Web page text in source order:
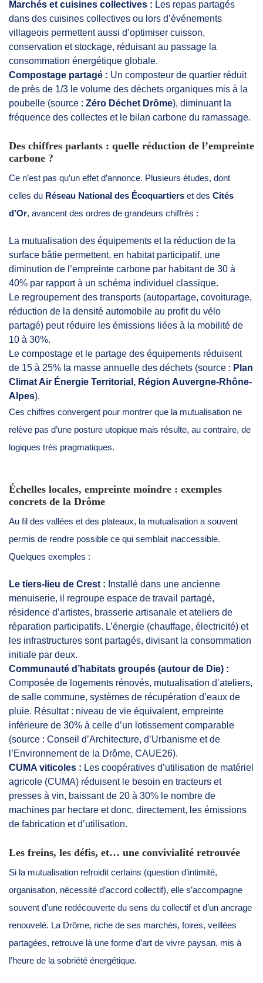
Marchés et cuisines collectives : Les repas partagés
dans des cuisines collectives ou lors d’événements
villageois permettent aussi d’optimiser cuisson,
conservation et stockage, réduisant au passage la
consommation énergétique globale.
Compostage partagé : Un composteur de quartier réduit
de près de 1/3 le volume des déchets organiques mis à la
poubelle (source : Zéro Déchet Drôme), diminuant la
fréquence des collectes et le bilan carbone du ramassage.
Des chiffres parlants : quelle réduction de l’empreinte
carbone ?
Ce n’est pas qu’un effet d’annonce. Plusieurs études, dont
celles du Réseau National des Écoquartiers et des Cités
d’Or, avancent des ordres de grandeurs chiffrés :
La mutualisation des équipements et la réduction de la
surface bâtie permettent, en habitat participatif, une
diminution de l’empreinte carbone par habitant de 30 à
40% par rapport à un schéma individuel classique.
Le regroupement des transports (autopartage, covoiturage,
réduction de la densité automobile au profit du vélo
partagé) peut réduire les émissions liées à la mobilité de
10 à 30%.
Le compostage et le partage des équipements réduisent
de 15 à 25% la masse annuelle des déchets (source : Plan
Climat Air Énergie Territorial, Région Auvergne-Rhône-
Alpes).
Ces chiffres convergent pour montrer que la mutualisation ne
relève pas d’une posture utopique mais résulte, au contraire, de
logiques très pragmatiques.
Échelles locales, empreinte moindre : exemples
concrets de la Drôme
Au fil des vallées et des plateaux, la mutualisation a souvent
permis de rendre possible ce qui semblait inaccessible.
Quelques exemples :
Le tiers-lieu de Crest : Installé dans une ancienne
menuiserie, il regroupe espace de travail partagé,
résidence d’artistes, brasserie artisanale et ateliers de
réparation participatifs. L’énergie (chauffage, électricité) et
les infrastructures sont partagés, divisant la consommation
initiale par deux.
Communauté d’habitats groupés (autour de Die) :
Composée de logements rénovés, mutualisation d’ateliers,
de salle commune, systèmes de récupération d’eaux de
pluie. Résultat : niveau de vie équivalent, empreinte
inférieure de 30% à celle d’un lotissement comparable
(source : Conseil d’Architecture, d’Urbanisme et de
l’Environnement de la Drôme, CAUE26).
CUMA viticoles : Les coopératives d’utilisation de matériel
agricole (CUMA) réduisent le besoin en tracteurs et
presses à vin, baissant de 20 à 30% le nombre de
machines par hectare et donc, directement, les émissions
de fabrication et d’utilisation.
Les freins, les défis, et… une convivialité retrouvée
Si la mutualisation refroidit certains (question d’intimité,
organisation, nécessité d’accord collectif), elle s’accompagne
souvent d’une redécouverte du sens du collectif et d’un ancrage
renouvelé. La Drôme, riche de ses marchés, foires, veillées
partagées, retrouve là une forme d’art de vivre paysan, mis à
l’heure de la sobriété énergétique.